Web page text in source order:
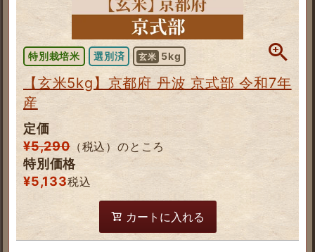
特別栽培米 選別済 玄米 5kg
【玄米5kg】京都府 丹波 京式部 令和7年
産
定価
¥5,290（税込）のところ
特別価格
¥5,133税込
カートに入れる